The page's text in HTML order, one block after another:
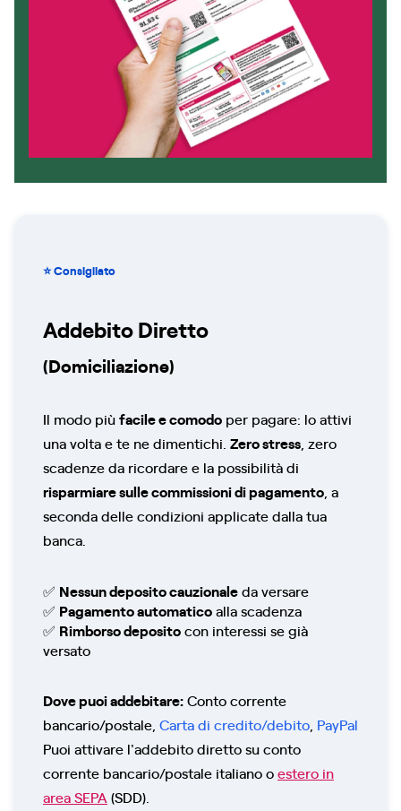
⭐ Consigliato
Addebito Diretto
(Domiciliazione)
Il modo piùfacile e comodo per pagare: lo attivi
una volta e te ne dimentichi. Zero stress , zero
scadenze da ricordare e la possibilità di
risparmiare sulle commissioni di pagamento , a
seconda delle condizioni applicate dalla tua
banca.
✅ Nessun deposito cauzionaleda versare
✅ Pagamento automaticoalla scadenza
✅ Rimborso depositocon interessi se già
versato
Dove puoi addebitare:Conto corrente
bancario/postale Carta di credito/debito PayPal
Puoi attivare l'addebito diretto su conto
corrente bancario/postale italiano oestero in
area SEPA (SDD).